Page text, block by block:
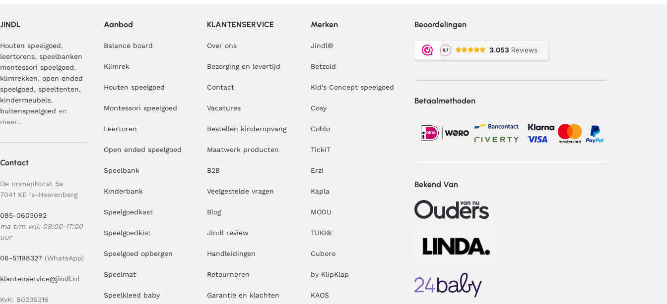
JINDL
Houten speelgoed,
leertorens, speelbanken
montessori speelgoed,
klimrekken, open ended
speelgoed, speeltenten,
kindermeubels,
buitenspeelgoed en
meer…
Contact
De Immenhorst 5a
7041 KE ‘s-Heerenberg
085-0603092
ma t/m vrij: 09:00-17:00
uur
06-51198327 (WhatsApp)
klantenservice@jindl.nl
KvK: 80236316
Aanbod
Balance board
Klimrek
Houten speelgoed
Montessori speelgoed
Leertoren
Open ended speelgoed
Speelbank
Kinderbank
Speelgoedkast
Speelgoedkist
Speelgoed opbergen
Speelmat
Speelkleed baby
KLANTENSERVICE
Over ons
Bezorging en levertijd
Contact
Vacatures
Bestellen kinderopvang
Maatwerk producten
B2B
Veelgestelde vragen
Blog
Jindl review
Handleidingen
Retourneren
Garantie en klachten
Merken
Jindl®
Betzold
Kid’s Concept speelgoed
Cosy
Coblo
TickiT
Erzi
Kapla
MODU
TUKI®
Cuboro
by KlipKlap
KAOS
Beoordelingen
Betaalmethoden
Bekend Van